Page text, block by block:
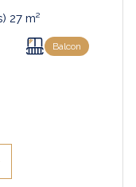
Appartement 1 pièce(s) 27 m²
Balcon